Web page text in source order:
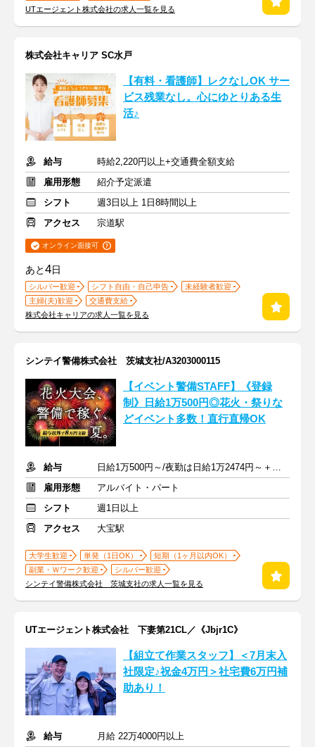
UTエージェント株式会社の求人一覧を見る
株式会社キャリア SC水戸
【有料・看護師】レクなしOK サー
ビス残業なし。心にゆとりある生
活♪
給与
時給2,220円以上+交通費全額支給
雇用形態
紹介予定派遣
シフト
週3日以上 1日8時間以上
アクセス
宗道駅
オンライン面接可
あと4日
シルバー歓迎 シフト自由・自己申告
未経験者歓迎
主婦(夫)歓迎
交通費支給
株式会社キャリアの求人一覧を見る
シンテイ警備株式会社 茨城支社/A3203000115
【イベント警備STAFF】《登録
制》日給1万500円◎花火・祭りな
どイベント多数！直行直帰OK
給与
日給1万500円～/夜勤は日給1万2474円～＋交通費※各種手当含む
雇用形態
アルバイト・パート
シフト
週1日以上
アクセス
大宝駅
大学生歓迎 単発（1日OK）
短期（1ヶ月以内OK）
副業・Ｗワーク歓迎
シルバー歓迎
シンテイ警備株式会社 茨城支社の求人一覧を見る
UTエージェント株式会社 下妻第21CL／《Jbjr1C》
【組立て作業スタッフ】＜7月末入
社限定♪祝金4万円＞社宅費6万円補
助あり！
給与 月給 22万4000円以上